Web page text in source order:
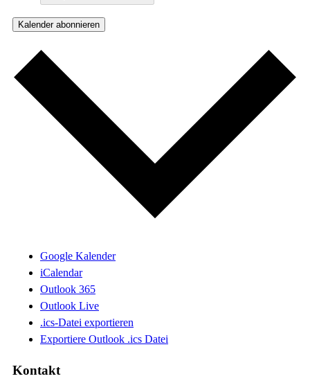
Kalender abonnieren
Google Kalender
iCalendar
Outlook 365
Outlook Live
.ics-Datei exportieren
Exportiere Outlook .ics Datei
Kontakt